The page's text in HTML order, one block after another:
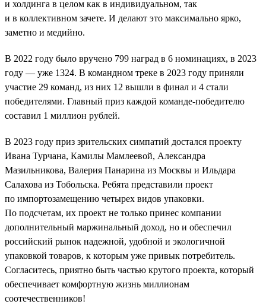
и холдинга в целом как в индивидуальном, так
и в коллективном зачете. И делают это максимально ярко,
заметно и медийно.
В 2022 году было вручено 799 наград в 6 номинациях, в 2023
году — уже 1324. В командном треке в 2023 году приняли
участие 29 команд, из них 12 вышли в финал и 4 стали
победителями. Главный приз каждой команде-победителю
составил 1 миллион рублей.
В 2023 году приз зрительских симпатий достался проекту
Ивана Турчана, Камилы Мамлеевой, Александра
Мазильникова, Валерия Панарина из Москвы и Ильдара
Салахова из Тобольска. Ребята представили проект
по импортозамещению четырех видов упаковки.
По подсчетам, их проект не только принес компании
дополнительный маржинальный доход, но и обеспечил
российский рынок надежной, удобной и экологичной
упаковкой товаров, к которым уже привык потребитель.
Согласитесь, приятно быть частью крутого проекта, который
обеспечивает комфортную жизнь миллионам
соотечественников!